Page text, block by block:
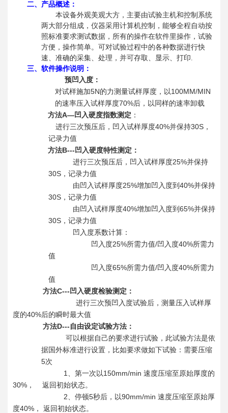
二、产品概述：
本设备外观美观大方，主要由试验主机和控制系统
两大部分组成，仪器采用计算机控制，能够全程自动按
照标准要求测试数据，所有的操作在软件里操作，试验
方便，操作简单。可对试验过程中的各种数据进行快
速、准确的采集、处理，并可存取、显示、打印.
三、软件操作说明：
预凹入度：
对试样施加5N的力测量试样厚度，以100MM/MIN
的速率压入试样厚度70%后，以同样的速率卸载
方法A—凹入硬度指数测定 ：
进行三次预压后，凹入试样厚度40%并保持30S ，
记录力值
方法B--- 凹入硬度特性测定：
进行三次预压后，凹入试样厚度25%并保持
30S ，记录力值
由凹入试样厚度25%增加凹入度到 40%并保持
30S ，记录力值
由凹入试样厚度40%增加凹入度到 65%并保持
30S ，记录力值
凹入度系数计算：
凹入度25%所需力值/凹入度40%所需力
值
凹入度65%所需力值/凹入度40%所需力
值
方法C--- 凹入硬度检验测定：
进行三次预凹入度试验后，测量压入试样厚
度的40%后的瞬时最大值
方法D--- 自由设定试验方法：
可以根据自己的要求进行试验，此试验方法是依
据国外标准进行设置，比如要求做如下试验：需要压缩
5次
1 、第一次以150mm/min 速度压缩至原始厚度的
30% ， 返回初始状态。
2、停顿5秒后，以90mm/min 速度压缩至原始厚
度40% ， 返回初始状态。